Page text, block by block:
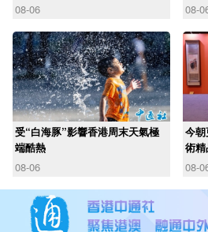
08-06
08-
受“白海豚”影響香港周末天氣極
端酷熱
08-06
今
術
08-